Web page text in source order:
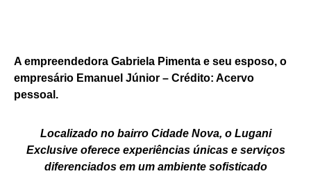
A empreendedora Gabriela Pimenta e seu esposo, o
empresário Emanuel Júnior – Crédito: Acervo
pessoal.
Localizado no bairro Cidade Nova, o Lugani
Exclusive oferece experiências únicas e serviços
diferenciados em um ambiente sofisticado